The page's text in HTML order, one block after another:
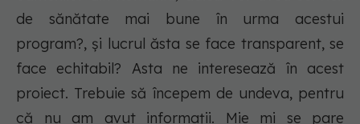
de sănătate mai bune în urma acestui
program?, și lucrul ăsta se face transparent, se
face echitabil? Asta ne interesează în acest
proiect. Trebuie să începem de undeva, pentru
că nu am avut informații. Mie mi se pare